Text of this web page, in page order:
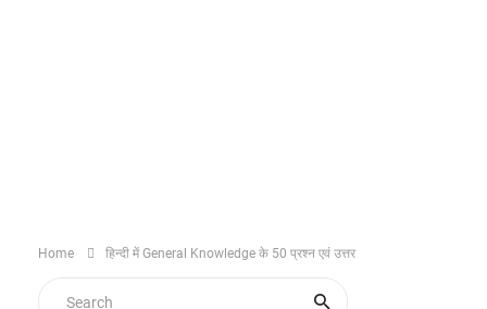
Home हिन्दी में General Knowledge के 50 प्रश्न एवं उत्तर